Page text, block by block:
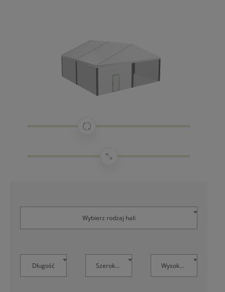
Wybierz rodzaj hali
Długość Szerokość Wysokość